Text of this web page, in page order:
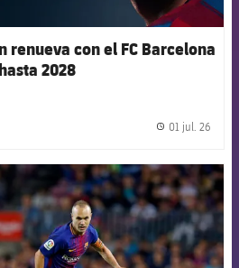
renueva con el FC Barcelona
hasta 2028
01 jul. 26
FCB Barcelona badge